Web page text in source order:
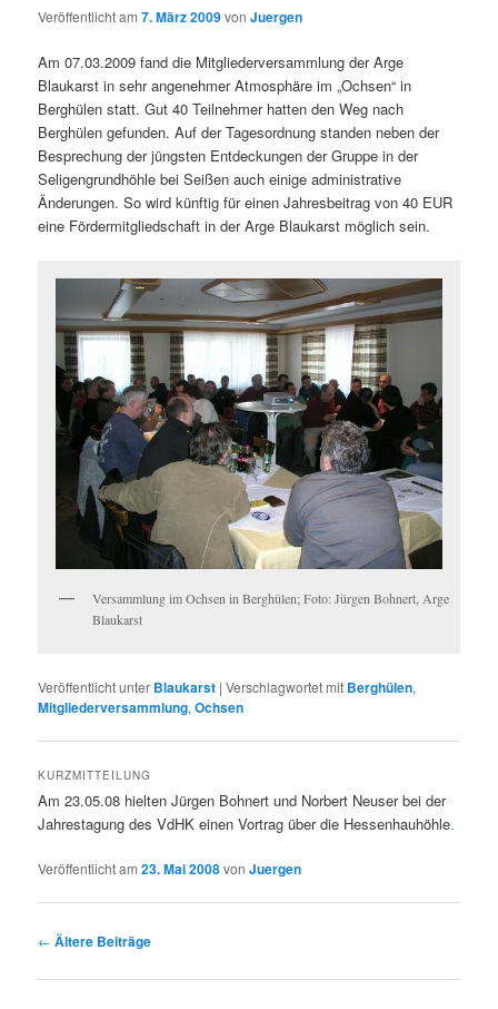
Veröffentlicht am7. März 2009vonJuergen
Am 07.03.2009 fand die Mitgliederversammlung der Arge
Blaukarst in sehr angenehmer Atmosphäre im „Ochsen“ in
Berghülen statt. Gut 40 Teilnehmer hatten den Weg nach
Berghülen gefunden. Auf der Tagesordnung standen neben der
Besprechung der jüngsten Entdeckungen der Gruppe in der
Seligengrundhöhle bei Seißen auch einige administrative
Änderungen. So wird künftig für einen Jahresbeitrag von 40 EUR
eine Fördermitgliedschaft in der Arge Blaukarst möglich sein.
Versammlung im Ochsen in Berghülen; Foto: Jürgen Bohnert, Arge
Blaukarst
Veröffentlicht unter Blaukarst |Verschlagwortet mit Berghülen,
Mitgliederversammlung,Ochsen
KURZMITTEILUNG
Am 23.05.08 hielten Jürgen Bohnert und Norbert Neuser bei der
Jahrestagung des VdHK einen Vortrag über die Hessenhauhöhle.
Veröffentlicht am23. Mai 2008vonJuergen
Beitrags-
← Ältere Beiträge